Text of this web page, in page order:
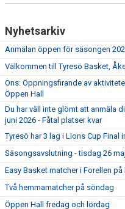
Nyhetsarkiv
Anmälan öppen för säsongen
Välkommen till Tyresö Basket,
Ons: Öppningsfirande av
Öppen Hall
Du har väll inte glömt att anmäla
juni 2026 - Fåtal platser kvar
Tyresö har 3 lag i Lions Cup Final
Säsongsavslutning - tisdag 26
Easy Basket matcher i Forellen
Två hemmamatcher på söndag
Öppen Hall fredag och lördag